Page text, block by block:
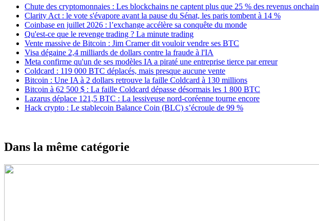
Chute des cryptomonnaies : Les blockchains ne captent plus que 25 % des revenus onchain
Clarity Act : le vote s'évapore avant la pause du Sénat, les paris tombent à 14 %
Coinbase en juillet 2026 : l’exchange accélère sa conquête du monde
Qu'est-ce que le revenge trading ? La minute trading
Vente massive de Bitcoin : Jim Cramer dit vouloir vendre ses BTC
Visa dégaine 2,4 milliards de dollars contre la fraude à l'IA
Meta confirme qu'un de ses modèles IA a piraté une entreprise tierce par erreur
Coldcard : 119 000 BTC déplacés, mais presque aucune vente
Bitcoin : Une IA à 2 dollars retrouve la faille Coldcard à 130 millions
Bitcoin à 62 500 $ : La faille Coldcard dépasse désormais les 1 800 BTC
Lazarus déplace 121,5 BTC : La lessiveuse nord-coréenne tourne encore
Hack crypto : Le stablecoin Balance Coin (BLC) s’écroule de 99 %
Dans la même catégorie